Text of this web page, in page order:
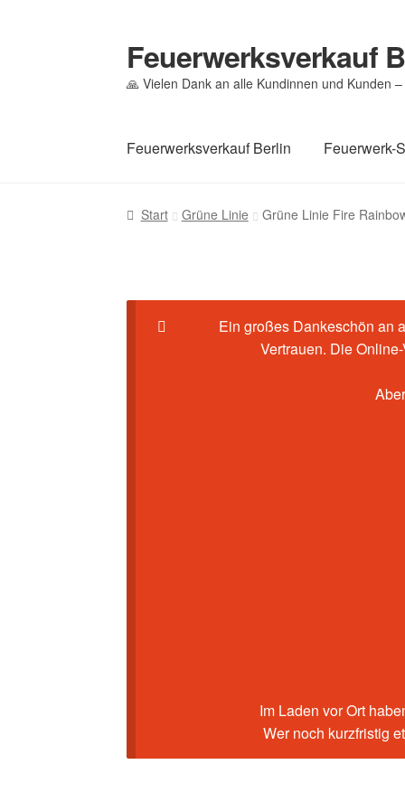
Feuerwerksverkauf
🙏 Vielen Dank an alle Kundinnen und Kunden
Feuerwerksverkauf Berlin Feuerwerk-
Start Cookie-Richtlinie (EU) Datenschutz
Start Grüne Linie Grüne Linie Fire
Ein großes Dankeschön an
Vertrauen. Die
Im Laden vor Ort
Wer noch kurzfristig